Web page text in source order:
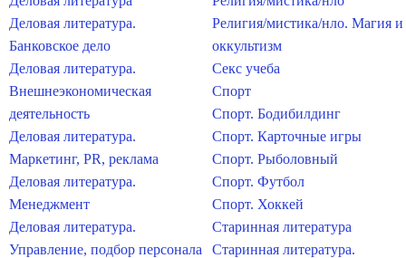
Деловая литература.
Банковское дело
Деловая литература.
Внешнеэкономическая
деятельность
Деловая литература.
Маркетинг, PR, реклама
Деловая литература.
Менеджмент
Деловая литература.
Управление, подбор персонала
Религия/мистика/нло. Магия и
оккультизм
Секс учеба
Спорт
Спорт. Бодибилдинг
Спорт. Карточные игры
Спорт. Рыболовный
Спорт. Футбол
Спорт. Хоккей
Старинная литература
Старинная литература.